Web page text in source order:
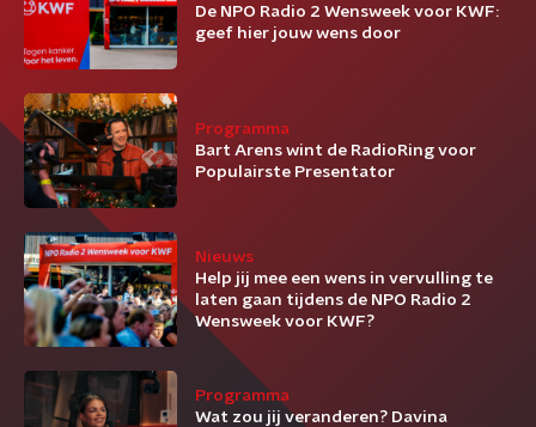
De NPO Radio 2 Wensweek voor KWF:
geef hier jouw wens door
Programma
Bart Arens wint de RadioRing voor
Populairste Presentator
Nieuws
Help jij mee een wens in vervulling te
laten gaan tijdens de NPO Radio 2
Wensweek voor KWF?
Programma
Wat zou jij veranderen? Davina